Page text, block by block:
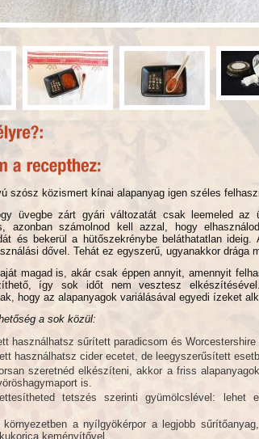
szósz közismert kínai alapanyag igen széles
üvegbe zárt gyári változatát csak leemeled az
azonban számolnod kell azzal, hogy
és bekerül a hütőszekrénybe beláthatatlan
dővel. Tehát ez egyszerű, ugyanakkor drága
magad is, akár csak éppen annyit, amennyit
így sok időt nem vesztesz
hogy az alapanyagok variálásával egyedi ízeket
a sok közül:
használhatsz sűrített paradicsom és
használhatsz cider ecetet, de leegyszerűsített
szeretnéd elkészíteni, akkor a friss
is.
tetszés szerinti gyümölcslével: lehet
környezetben a nyílgyökérpor a legjobb
keményítővel.